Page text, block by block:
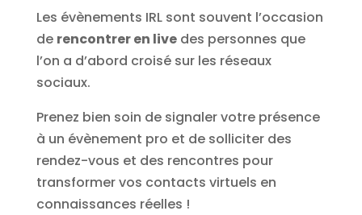
Les évènements IRL sont souvent l’occasion
de rencontrer en livedes personnes que
l’on a d’abord croisé sur les réseaux
sociaux.
Prenez bien soin de signaler votre présence
à un évènement pro et de solliciter des
rendez-vous et des rencontres pour
transformer vos contacts virtuels en
connaissances réelles !